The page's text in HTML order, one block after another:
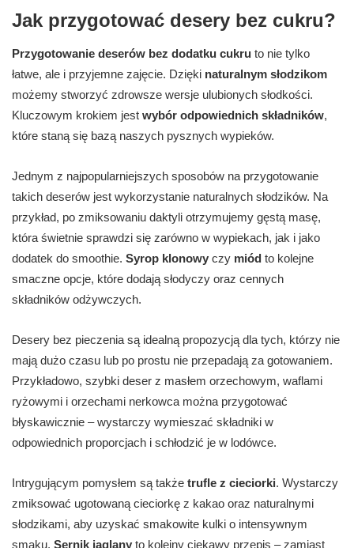
Jak przygotować desery bez cukru?
Przygotowanie deserów bez dodatku cukru to nie tylko
łatwe, ale i przyjemne zajęcie. Dzięki naturalnym słodzikom
możemy stworzyć zdrowsze wersje ulubionych słodkości.
Kluczowym krokiem jest wybór odpowiednich składników,
które staną się bazą naszych pysznych wypieków.
Jednym z najpopularniejszych sposobów na przygotowanie
takich deserów jest wykorzystanie naturalnych słodzików. Na
przykład, po zmiksowaniu daktyli otrzymujemy gęstą masę,
która świetnie sprawdzi się zarówno w wypiekach, jak i jako
dodatek do smoothie. Syrop klonowy czy miód to kolejne
smaczne opcje, które dodają słodyczy oraz cennych
składników odżywczych.
Desery bez pieczenia są idealną propozycją dla tych, którzy nie
mają dużo czasu lub po prostu nie przepadają za gotowaniem.
Przykładowo, szybki deser z masłem orzechowym, waflami
ryżowymi i orzechami nerkowca można przygotować
błyskawicznie – wystarczy wymieszać składniki w
odpowiednich proporcjach i schłodzić je w lodówce.
Intrygującym pomysłem są także trufle z cieciorki. Wystarczy
zmiksować ugotowaną cieciorkę z kakao oraz naturalnymi
słodzikami, aby uzyskać smakowite kulki o intensywnym
smaku. Sernik jaglany to kolejny ciekawy przepis – zamiast